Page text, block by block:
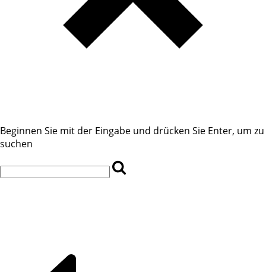
Beginnen Sie mit der Eingabe und drücken Sie Enter, um zu
suchen